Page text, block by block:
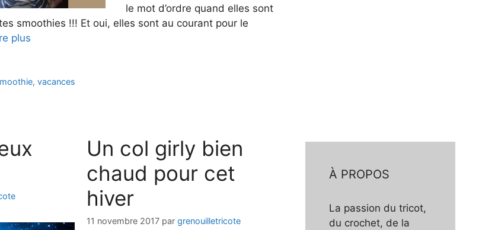
le mot d’ordre quand elles sont
smoothies !!! Et oui, elles sont au courant pour le
plus
,vacances
Un col girly bien
chaud pour cet
hiver
11 novembre 2017 par grenouilletricote
À PROPOS
La passion du tricot,
du crochet, de la